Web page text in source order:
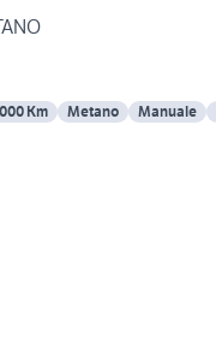
Km Metano Manuale